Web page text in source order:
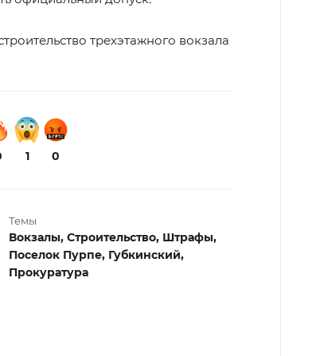
трехэтажного вокзала
1 0
Темы
Вокзалы, Строительство, Штрафы,
Поселок Пурпе, Губкинский,
Прокуратура